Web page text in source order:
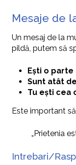
Mesaje de
Un mesaj de la
pildă, putem să
Ești o
Sunt atât
Tu ești cea
Este important
„Prietenia
Intrebari/